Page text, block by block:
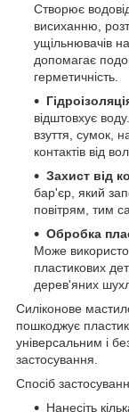
Створює
висиханню,
ущільнювачів
допомагає
герметичність.
відштовхує
взуття, сумок,
контактів від
Захист від
бар'єр, який
повітрям, тим
Обробка
Може
пластикових
дерев'яних
Силіконове
пошкоджує
універсальним і
застосування.
Спосіб
Нанесіть